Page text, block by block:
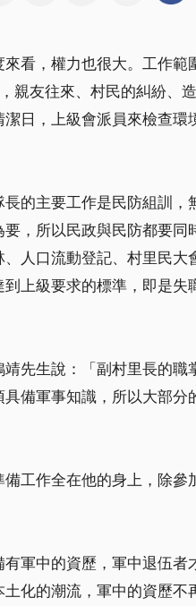
看，權力也很大。工作範
親友往來、村民的糾紛、
日，上級會派員來檢查環
的主要工作是民防組訓，
，所以民政與民防都要同
人口流動登記、村里民大
上級要求的標準，即是失
先生說：「副村里長的職
備軍事知識，所以大部分
工作全在他的身上，除參
軍中的資歷，軍中退伍者
化的潮流，軍中的資歷不